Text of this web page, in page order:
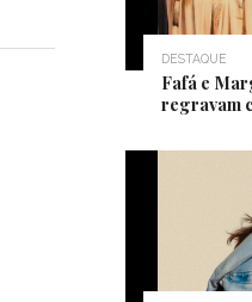
DESTAQUE
Fafá e
regravam